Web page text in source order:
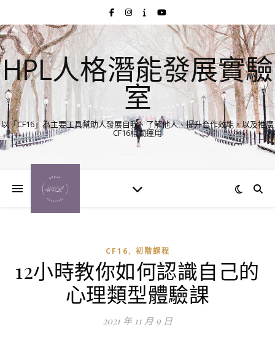
HPL人格潛能發展實驗
室
以「CF16」為主要工具幫助人發展自我、了解他人、提升合作效能，以及推廣
CF16相關運用
CF16, 初階課程
12小時教你如何認識自己的
心理類型體驗課
2021 年 11 月 9 日